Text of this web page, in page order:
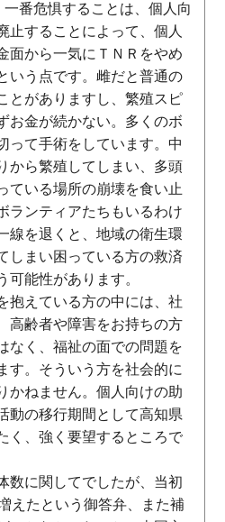
番危惧することは、個人向
止することによって、個人
面から一気にＴＮＲをやめ
いう点です。雌だと普通の
とがありますし、繁殖スピ
お金が続かない。多くのボ
って手術をしています。中
から繁殖してしまい、多頭
ている場所の崩壊を食い止
ランティアたちもいるわけ
線を退くと、地域の衛生環
しまい困っている方の救済
可能性があります。
抱えている方の中には、社
高齢者や障害をお持ちの方
なく、福祉の面での問題を
す。そういう方を社会的に
かねません。個人向けの助
動の移行期間として高知県
く、強く要望するところで
数に関してでしたが、当初
えたという御答弁、また補